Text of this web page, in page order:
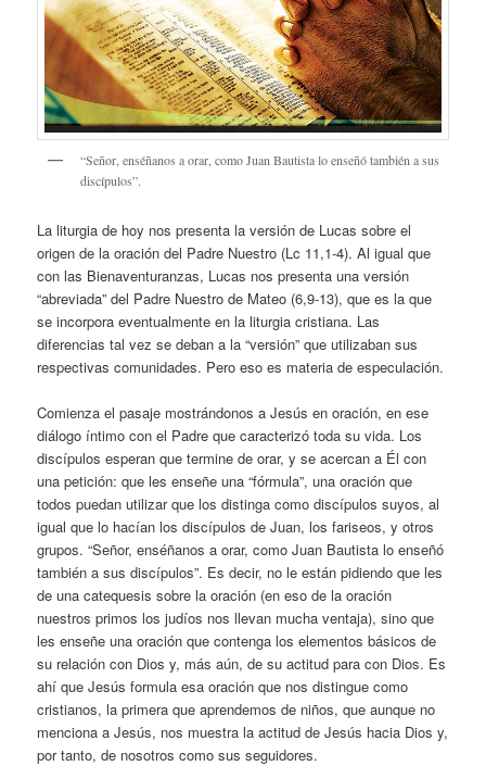
“Señor, enséñanos a orar, como Juan Bautista lo enseñó también a sus
discípulos”.
La liturgia de hoy nos presenta la versión de Lucas sobre el
origen de la oración del Padre Nuestro (Lc 11,1-4). Al igual que
con las Bienaventuranzas, Lucas nos presenta una versión
“abreviada” del Padre Nuestro de Mateo (6,9-13), que es la que
se incorpora eventualmente en la liturgia cristiana. Las
diferencias tal vez se deban a la “versión” que utilizaban sus
respectivas comunidades. Pero eso es materia de especulación.
Comienza el pasaje mostrándonos a Jesús en oración, en ese
diálogo íntimo con el Padre que caracterizó toda su vida. Los
discípulos esperan que termine de orar, y se acercan a Él con
una petición: que les enseñe una “fórmula”, una oración que
todos puedan utilizar que los distinga como discípulos suyos, al
igual que lo hacían los discípulos de Juan, los fariseos, y otros
grupos. “Señor, enséñanos a orar, como Juan Bautista lo enseñó
también a sus discípulos”. Es decir, no le están pidiendo que les
de una catequesis sobre la oración (en eso de la oración
nuestros primos los judíos nos llevan mucha ventaja), sino que
les enseñe una oración que contenga los elementos básicos de
su relación con Dios y, más aún, de su actitud para con Dios. Es
ahí que Jesús formula esa oración que nos distingue como
cristianos, la primera que aprendemos de niños, que aunque no
menciona a Jesús, nos muestra la actitud de Jesús hacia Dios y,
por tanto, de nosotros como sus seguidores.